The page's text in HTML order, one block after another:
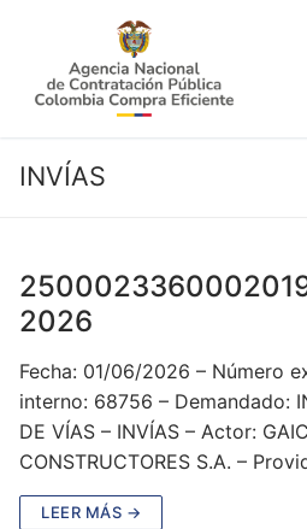
contenido
INVÍAS
2026
Fecha: 01/06/2026 – Número
interno: 68756 – Demandado:
DE VÍAS – INVÍAS – Actor:
CONSTRUCTORES S.A. –
LEER MÁS →